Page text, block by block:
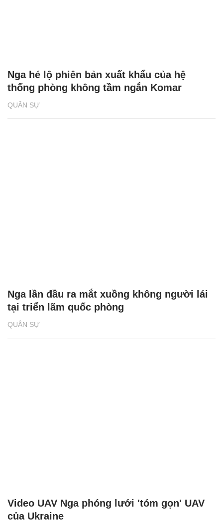
QUÂN SỰ
Nga hé lộ phiên bản xuất khẩu của hệ
thống phòng không tầm ngắn Komar
QUÂN SỰ
Nga lần đầu ra mắt xuồng không người lái
tại triển lãm quốc phòng
Video UAV Nga phóng lưới 'tóm gọn' UAV
của Ukraine